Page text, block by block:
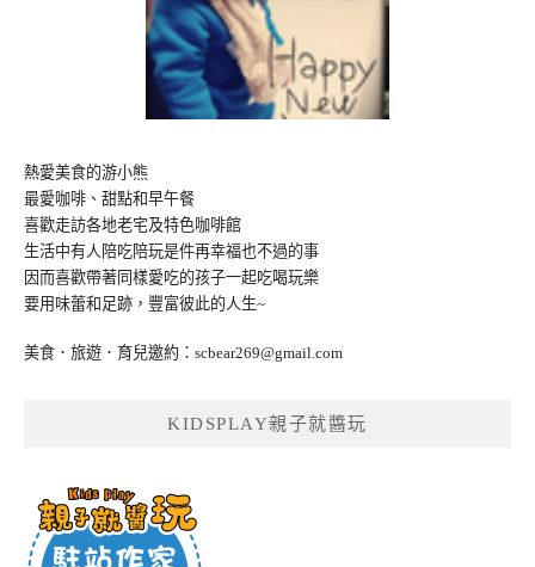
熱愛美食的游小熊
最愛咖啡、甜點和早午餐
喜歡走訪各地老宅及特色咖啡館
生活中有人陪吃陪玩是件再幸福也不過的事
因而喜歡帶著同樣愛吃的孩子一起吃喝玩樂
要用味蕾和足跡，豐富彼此的人生~
美食．旅遊．育兒邀約： scbear269@gmail.com
KIDSPLAY親子就醬玩